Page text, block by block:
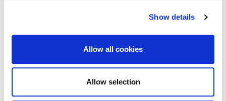
Show details
Allow all cookies
Allow selection
Tuarascáil Aiseolais ar an gComhairliúchán Poiblí ar an